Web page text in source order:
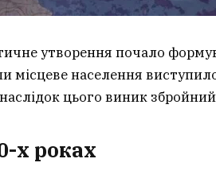
утворення почало
місцеве населення
цього виник
х роках